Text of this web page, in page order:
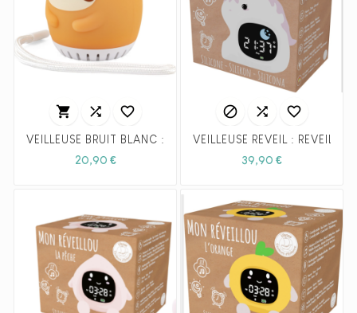
  
VEILLEUSE BRUIT BLANC : CALINOU LE PARESSEUX - ULYSSE
20,90 €Prix
  
VEILLEUSE RÉVEIL :
39,90 €Prix